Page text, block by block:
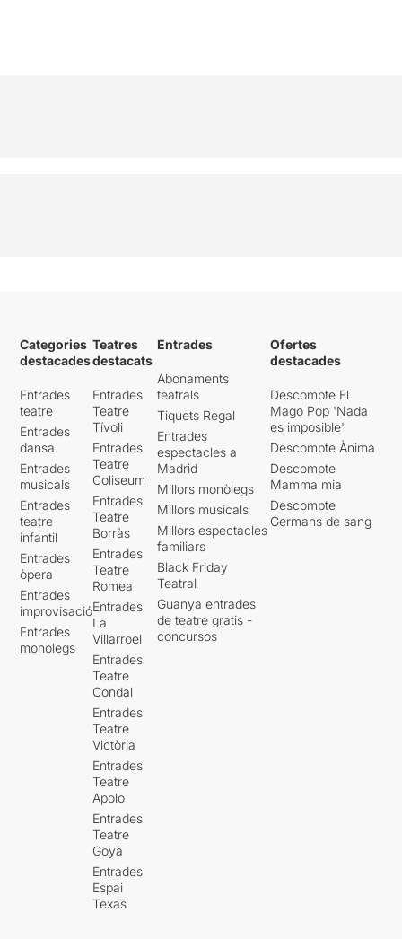
Categories
destacades
Entrades
teatre
Entrades
dansa
Entrades
musicals
Entrades
teatre
infantil
Entrades
òpera
Entrades
improvisació
Entrades
monòlegs
Teatres
destacats
Entrades
Teatre
Tívoli
Entrades
Teatre
Coliseum
Entrades
Teatre
Borràs
Entrades
Teatre
Romea
Entrades
La
Villarroel
Entrades
Teatre
Condal
Entrades
Teatre
Victòria
Entrades
Teatre
Apolo
Entrades
Teatre
Goya
Entrades
Espai
Texas
Entrades
Abonaments
teatrals
Tiquets Regal
Entrades
espectacles a
Madrid
Millors monòlegs
Millors musicals
Millors espectacles
familiars
Black Friday
Teatral
Guanya entrades
de teatre gratis -
concursos
Ofertes
destacades
Descompte El
Mago Pop 'Nada
es imposible'
Descompte Ànima
Descompte
Mamma mia
Descompte
Germans de sang